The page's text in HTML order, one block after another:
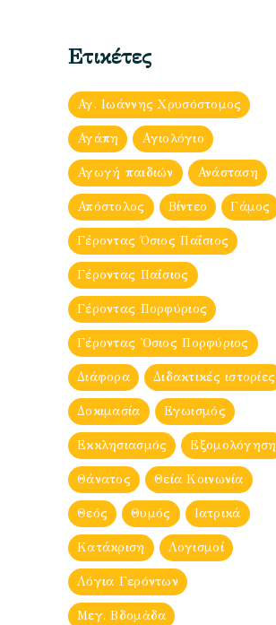
Ετικέτες
Αγ. Ιωάννης Χρυσόστομος
Αγάπη Αγιολόγιο
Αγωγή παιδιών Ανάσταση
Απόστολος Βίντεο Γάμος
Γέροντας Όσιος Παΐσιος
Γέροντας Παΐσιος
Γέροντας Πορφύριος
Γέροντας Ὀσιος Πορφύριος
Διάφορα Διδακτικές ιστορίες
Δοκιμασία Εγωισμός
Εκκλησιασμός Εξομολόγηση
Θάνατος Θεία Κοινωνία
Θεός Θυμός Ιατρικά
Κατάκριση Λογισμοί
Λόγια Γερόντων
Μεγ. Βδομἀδα